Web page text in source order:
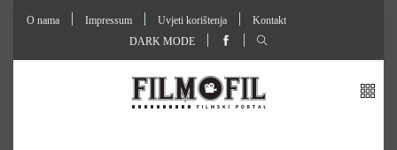
O nama Impressum Uvjeti korištenja
Kontakt
DARK MODE